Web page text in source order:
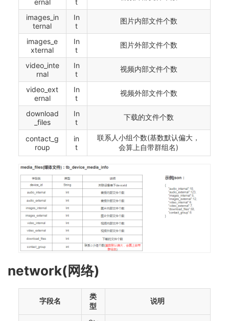
ernal
t
images_in
ternal
In
t
图片内部文件个数
images_e
xternal
In
t
图片外部文件个数
video_inte
rnal
In
t
视频内部文件个数
video_ext
ernal
In
t
视频外部文件个数
download
_files
In
t
下载的文件个数
contact_g
roup
in
t
联系⼈小组个数(基数默认偏大，
会算上自带群组名)
network(网络)
字段名
类
型
说明